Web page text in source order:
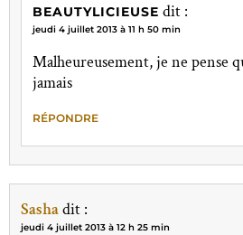
BEAUTYLICIEUSE dit :
jeudi 4 juillet 2013 à 11 h 50 min
Malheureusement, je ne pense
jamais
RÉPONDRE
Sashadit :
jeudi 4 juillet 2013 à 12 h 25 min